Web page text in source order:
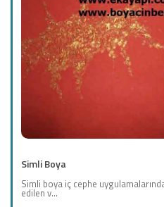
Simli Boya
Simli boya iç cephe
edilen v...